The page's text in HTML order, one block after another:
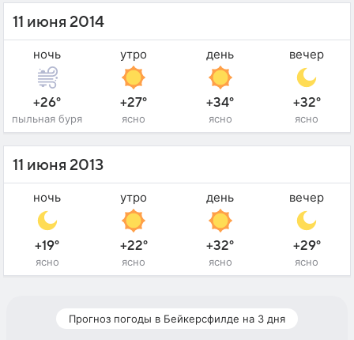
11 июня 2014
ночь
+26°
пыльная буря
утро
+27°
ясно
день
+34°
ясно
вечер
+32°
ясно
11 июня 2013
ночь
+19°
ясно
утро
+22°
ясно
день
+32°
ясно
вечер
+29°
ясно
Прогноз погоды в Бейкерсфилде на 3 дня